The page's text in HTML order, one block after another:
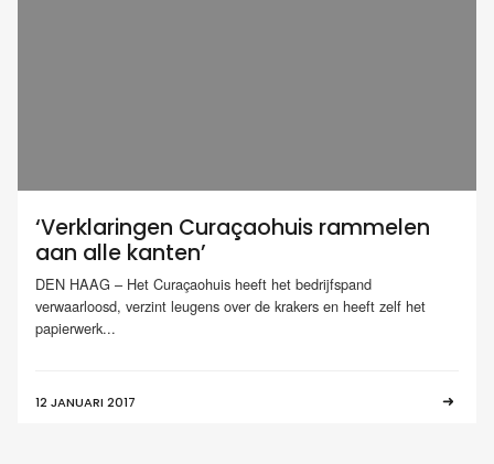
‘Verklaringen Curaçaohuis rammelen
aan alle kanten’
DEN HAAG – Het Curaçaohuis heeft het bedrijfspand
verwaarloosd, verzint leugens over de krakers en heeft zelf het
papierwerk...
12 JANUARI 2017